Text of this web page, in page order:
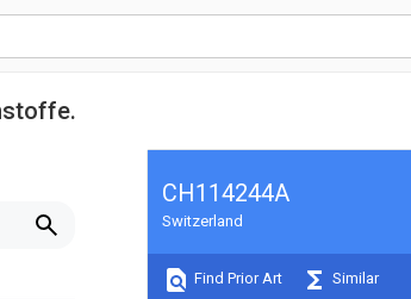
CH114244A
Switzerland
Find Prior Art Similar